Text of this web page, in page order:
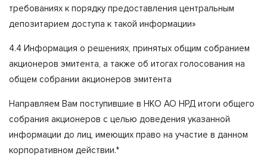
требованиях к порядку предоставления центральным
депозитарием доступа к такой информации»
4.4 Информация о решениях, принятых общим собранием
акционеров эмитента, а также об итогах голосования на
общем собрании акционеров эмитента
Направляем Вам поступившие в НКО АО НРД итоги общего
собрания акционеров с целью доведения указанной
информации до лиц, имеющих право на участие в данном
корпоративном действии.*